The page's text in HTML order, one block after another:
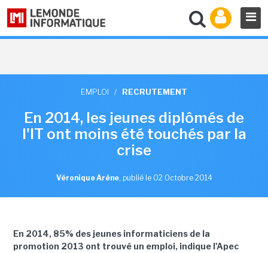
EMPLOI / RECRUTEMENT
En 2014, les jeunes diplômés de
l'IT ont moins été touchés par la
crise
Véronique Arène, publié le 02 Octobre 2014
En 2014, 85% des jeunes informaticiens de la
promotion 2013 ont trouvé un emploi, indique l'Apec